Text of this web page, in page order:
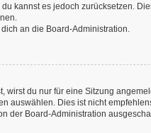
kannst es jedoch zurücksetzen.
an die Board-Administration.
du nur für eine Sitzung
auswählen. Dies ist nicht
der Board-Administration